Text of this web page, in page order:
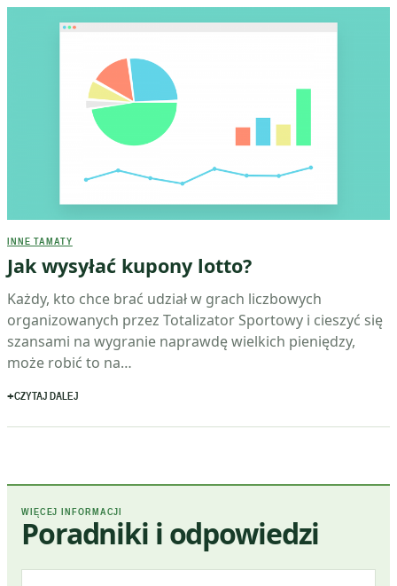
INNE TAMATY
Jak wysyłać kupony lotto?
Każdy, kto chce brać udział w grach liczbowych
organizowanych przez Totalizator Sportowy i cieszyć się
szansami na wygranie naprawdę wielkich pieniędzy,
może robić to na…
CZYTAJ DALEJ
WIĘCEJ INFORMACJI
Poradniki i odpowiedzi